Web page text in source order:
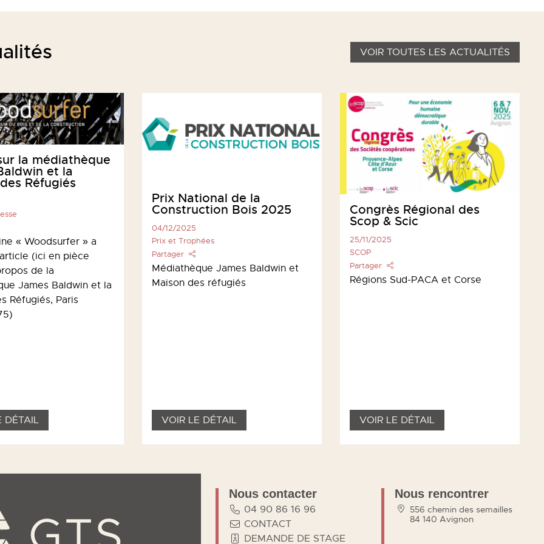
VOIR TOUTES LES ACTUALITÉS
la médiathèque
et la
Réfugiés
« Woodsurfer » a
(ici en pièce
de la
James Baldwin et la
Réfugiés, Paris
DÉTAIL
Prix National de la
Construction Bois 2025
04/12/2025
Prix et Trophées
Partager
Médiathèque James Baldwin et
Maison des réfugiés
VOIR LE DÉTAIL
Congrès Régional des
Scop & Scic
25/11/2025
SCOP
Partager
Régions Sud-PACA et Corse
VOIR LE DÉTAIL
Nous contacter
04 90 86 16 96
CONTACT
DEMANDE DE STAGE
Nous rencontrer
556 chemin des semailles
84 140 Avignon